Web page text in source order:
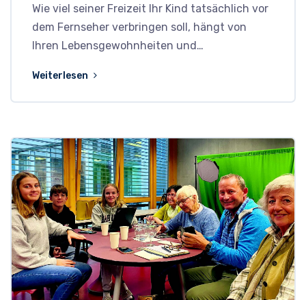
Wie viel seiner Freizeit Ihr Kind tatsächlich vor
dem Fernseher verbringen soll, hängt von
Ihren Lebensgewohnheiten und…
Weiterlesen